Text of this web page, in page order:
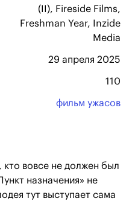
(II), Fireside Films,
Freshman Year, Inzide
Media
29 апреля 2025
110
фильм ужасов
кто вовсе не должен был
назначения» не
тут выступает сама